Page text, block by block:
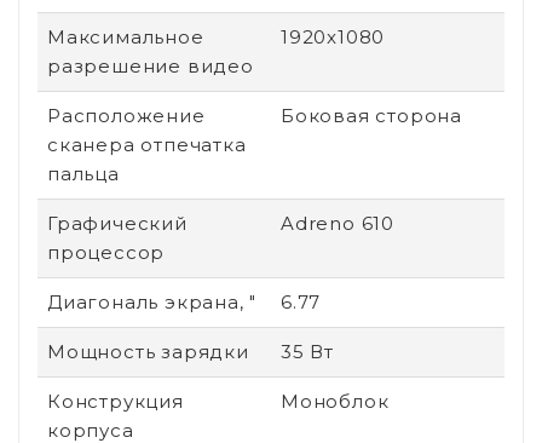
Максимальное
разрешение видео
1920x1080
Расположение
сканера отпечатка
пальца
Боковая сторона
Графический
процессор
Adreno 610
Диагональ экрана, " 6.77
Мощность зарядки 35 Вт
Конструкция
корпуса
Моноблок